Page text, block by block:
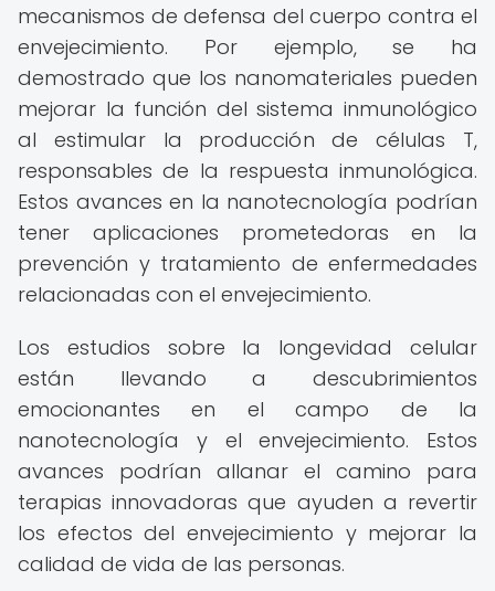
mecanismos de defensa del cuerpo contra el
envejecimiento. Por ejemplo, se ha
demostrado que los nanomateriales pueden
mejorar la función del sistema inmunológico
al estimular la producción de células T,
responsables de la respuesta inmunológica.
Estos avances en la nanotecnología podrían
tener aplicaciones prometedoras en la
prevención y tratamiento de enfermedades
relacionadas con el envejecimiento.
Los estudios sobre la longevidad celular
están llevando a descubrimientos
emocionantes en el campo de la
nanotecnología y el envejecimiento. Estos
avances podrían allanar el camino para
terapias innovadoras que ayuden a revertir
los efectos del envejecimiento y mejorar la
calidad de vida de las personas.